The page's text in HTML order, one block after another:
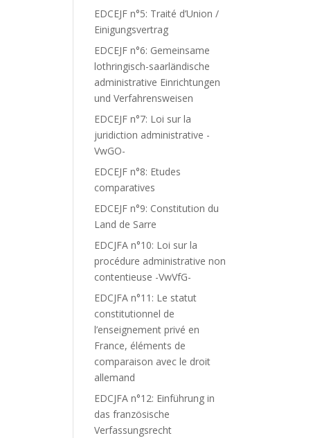
EDCEJF n°5: Traité d’Union /
Einigungsvertrag
EDCEJF n°6: Gemeinsame
lothringisch-saarländische
administrative Einrichtungen
und Verfahrensweisen
EDCEJF n°7: Loi sur la
juridiction administrative -
VwGO-
EDCEJF n°8: Etudes
comparatives
EDCEJF n°9: Constitution du
Land de Sarre
EDCJFA n°10: Loi sur la
procédure administrative non
contentieuse -VwVfG-
EDCJFA n°11: Le statut
constitutionnel de
l’enseignement privé en
France, éléments de
comparaison avec le droit
allemand
EDCJFA n°12: Einführung in
das französische
Verfassungsrecht